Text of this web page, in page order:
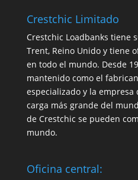
Crestchic Limitado
Crestchic Loadbanks tiene
Trent, Reino Unido y tiene
en todo el mundo. Desde
mantenido como el
especializado y la
carga más grande del
de Crestchic se pueden
mundo.
Oficina central: